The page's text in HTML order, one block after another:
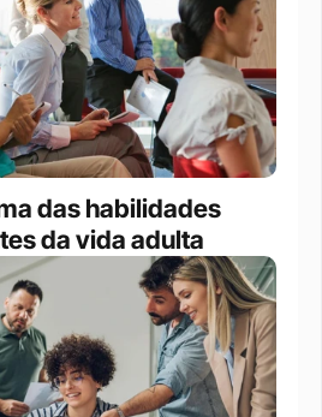
das habilidades
da vida adulta